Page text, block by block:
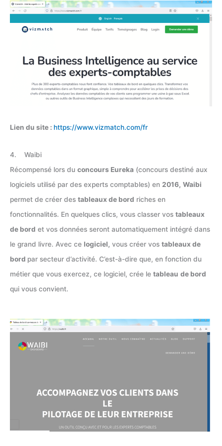
Lien du site : https://www.vizmatch.com/fr
4. Waibi
Récompensé lors du concours Eureka (concours destiné aux
logiciels utilisé par des experts comptables) en 2016, Waibi
permet de créer des tableaux de bord riches en
fonctionnalités. En quelques clics, vous classer vos tableaux
de bord et vos données seront automatiquement intégré dans
le grand livre. Avec ce logiciel, vous créer vos tableaux de
bord par secteur d’activité. C’est-à-dire que, en fonction du
métier que vous exercez, ce logiciel, crée le tableau de bord
qui vous convient.